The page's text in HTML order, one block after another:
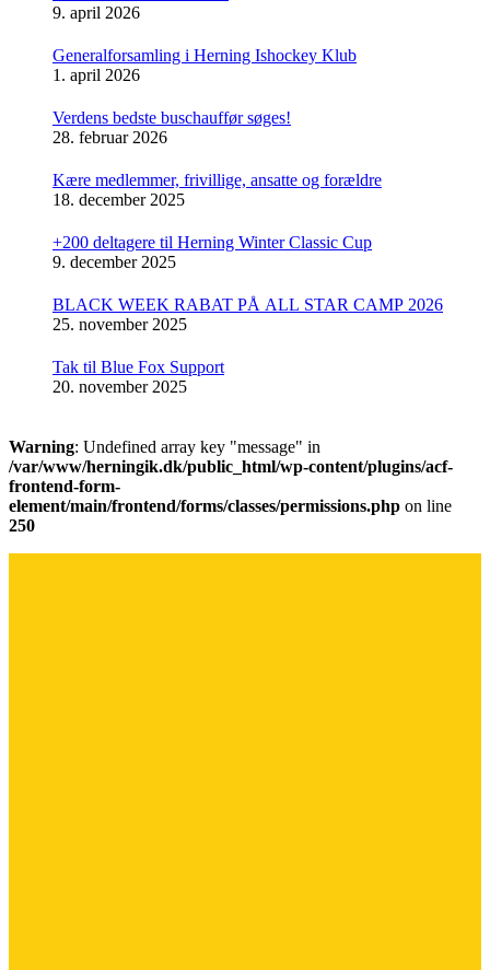
9. april 2026
Generalforsamling i Herning Ishockey Klub
1. april 2026
Verdens bedste buschauffør søges!
28. februar 2026
Kære medlemmer, frivillige, ansatte og forældre
18. december 2025
+200 deltagere til Herning Winter Classic Cup
9. december 2025
BLACK WEEK RABAT PÅ ALL STAR CAMP 2026
25. november 2025
Tak til Blue Fox Support
20. november 2025
Warning: Undefined array key "message" in
/var/www/herningik.dk/public_html/wp-content/plugins/acf-
frontend-form-
element/main/frontend/forms/classes/permissions.php on line
250